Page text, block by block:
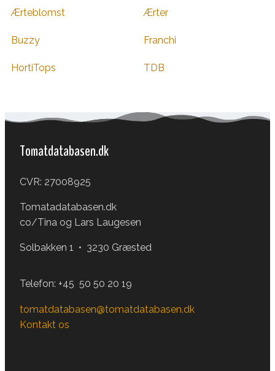
Ærteblomst Ærter
Buzzy Franchi
HortiTops TDB
Tomatdatabasen.dk
CVR: 27008925
Tomatadatabasen.dk
co/Tina og Lars Laugesen
Solbakken 1 • 3230 Græsted
Telefon: +45 50 50 20 19
tomatdatabasen@tomatdatabasen.dk
Kontakt os